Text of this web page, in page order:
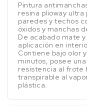
Pintura
resina plioway
paredes y techos
óxidos y manchas
De acabado mate
aplicación en
Contiene bajo olor
minutos, posee
resistencia al frote
transpirable al
plástica.